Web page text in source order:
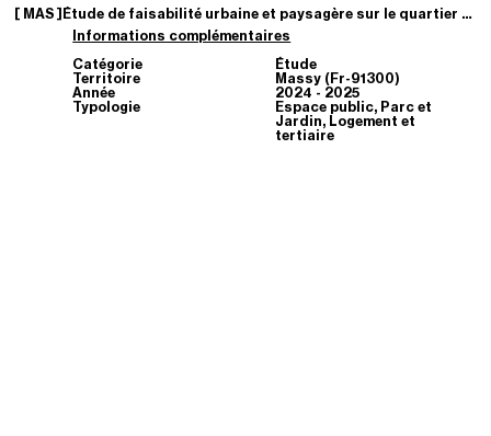
[ MAS ]
Étude de faisabilité urbaine et paysagère sur le quartier de Bièvre – Poterne
Informations complémentaires
Catégorie
Étude
Territoire
Massy (Fr-91300)
Année
2024 - 2025
Typologie
Espace public, Parc et
Jardin, Logement et
tertiaire